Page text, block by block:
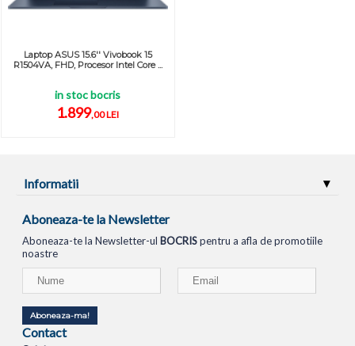
Laptop ASUS 15.6'' Vivobook 15
R1504VA, FHD, Procesor Intel Core ...
in stoc bocris
1.899,00 LEI
Informatii
Aboneaza-te la Newsletter
Aboneaza-te la Newsletter-ul BOCRISpentru a afla de promotiile
noastre
Aboneaza-ma!
Contact